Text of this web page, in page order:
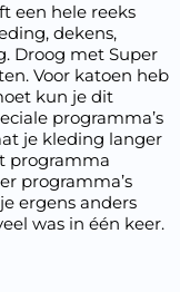
een hele reeks
dekens,
Droog met Super
Voor katoen heb
kun je dit
programma’s
je kleding langer
programma
programma’s
ergens anders
was in één keer.